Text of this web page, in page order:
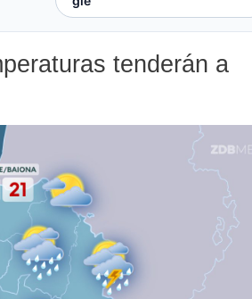
tenderán a